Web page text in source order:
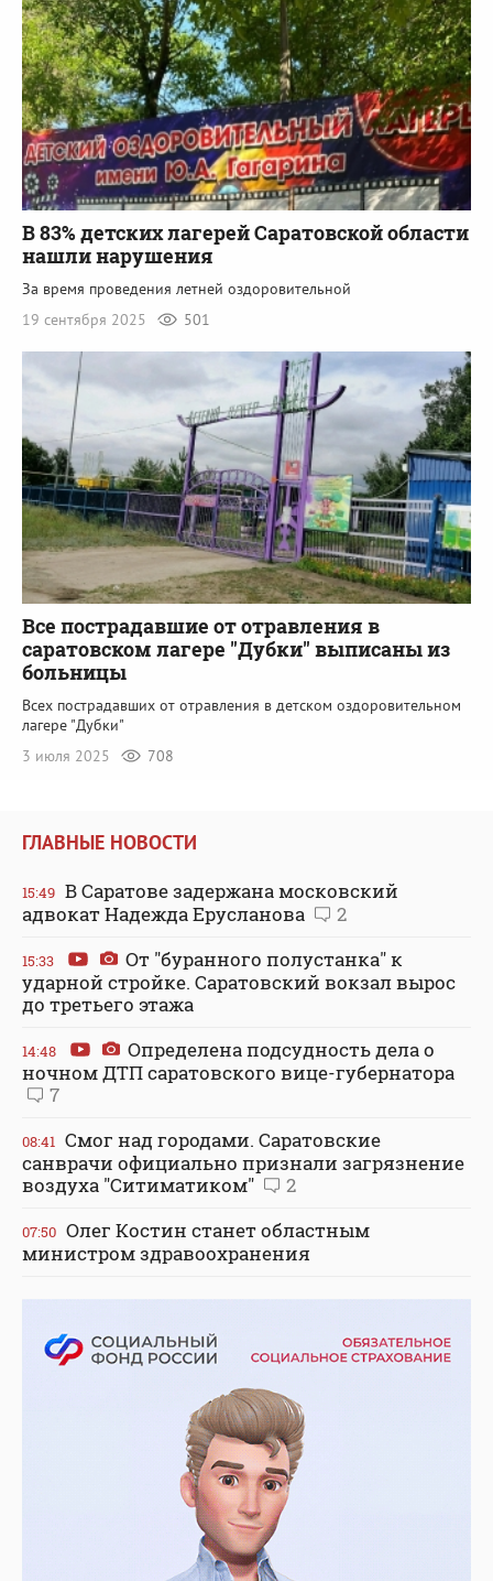
В 83% детских лагерей Саратовской области
нашли нарушения
За время проведения летней оздоровительной
19 сентября 2025
501
Все пострадавшие от отравления в
саратовском лагере "Дубки" выписаны из
больницы
Всех пострадавших от отравления в детском оздоровительном
лагере "Дубки"
3 июля 2025
708
ГЛАВНЫЕ НОВОСТИ
15:49 В Саратове задержана московский
адвокат Надежда Ерусланова
2
15:33
От "буранного полустанка" к
ударной стройке. Саратовский вокзал вырос
до третьего этажа
14:48
Определена подсудность дела о
ночном ДТП саратовского вице-губернатора
7
08:41 Смог над городами. Саратовские
санврачи официально признали загрязнение
воздуха "Ситиматиком"
2
07:50 Олег Костин станет областным
министром здравоохранения